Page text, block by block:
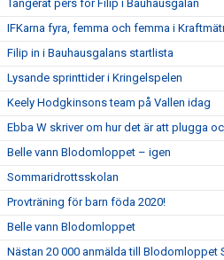
Tangerat pers för Filip i Bauhausgalan
IFKarna fyra, femma och femma i
Filip in i Bauhausgalans startlista
Lysande sprinttider i Kringelspelen
Keely Hodgkinsons team på Vallen idag
Ebba W skriver om hur det är att plugga
Belle vann Blodomloppet – igen
Sommaridrottsskolan
Provträning för barn föda 2020!
Belle vann Blodomloppet
Nästan 20 000 anmälda till Blodomloppet